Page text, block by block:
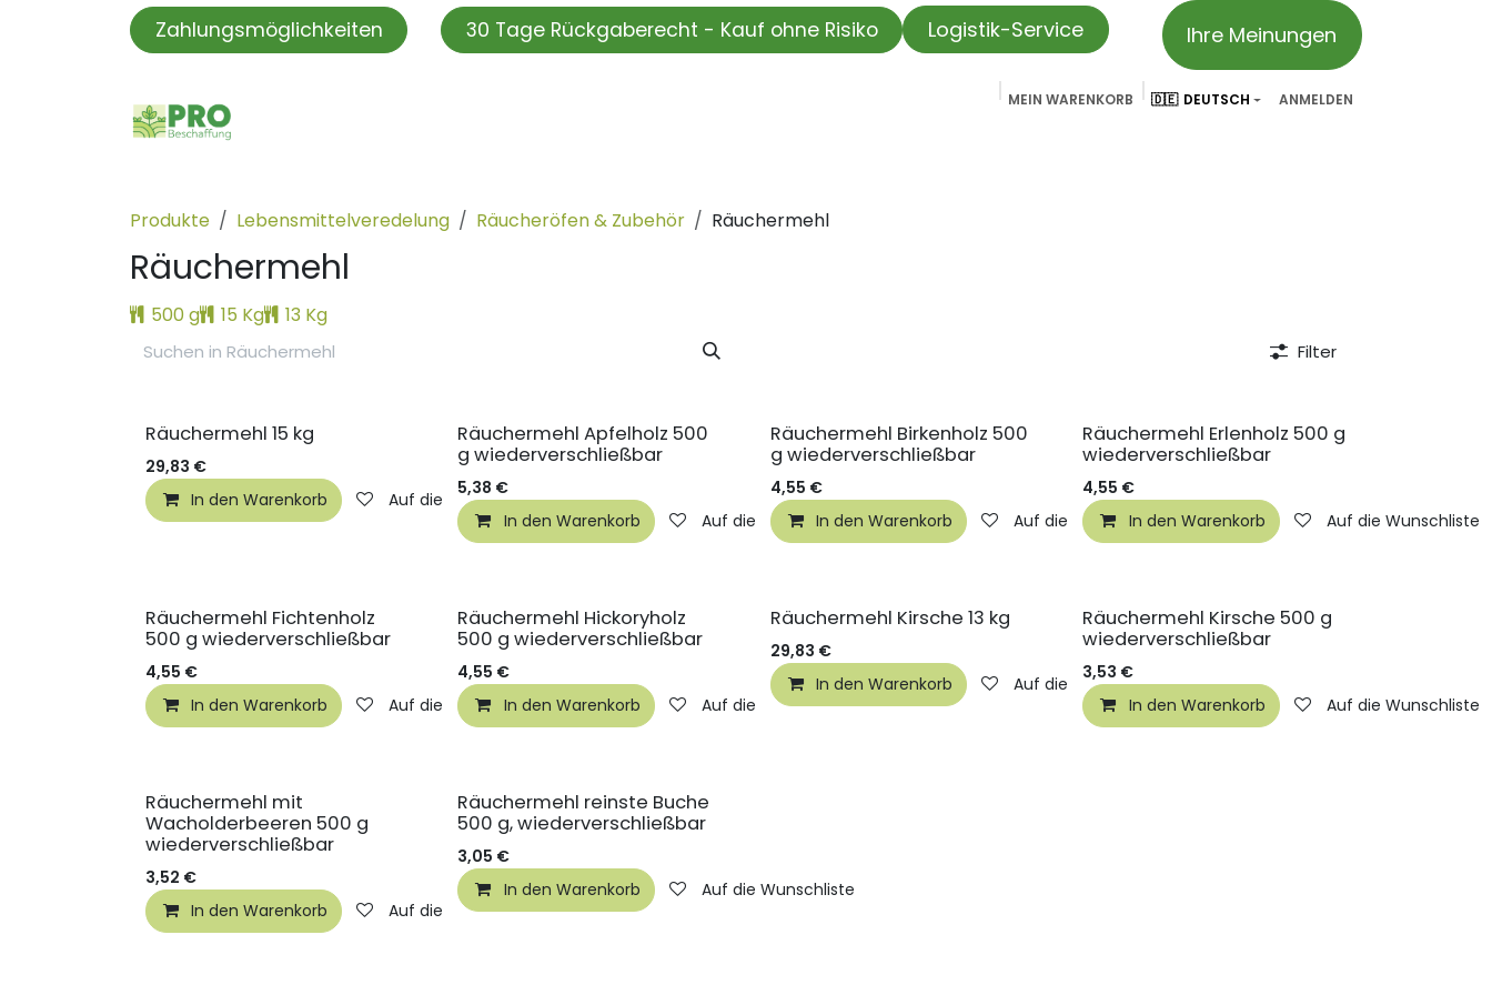
Zum Inhalt springen
Zahlungsmöglichkeiten 30 Tage Rückgaberecht - Kauf ohne Risiko Logistik-Service Ihre Meinungen
MEIN WARENKORB 🇩🇪 DEUTSCH ANMELDEN
Produkte Lebensmittelveredelung Räucheröfen & Zubehör Räuchermehl
Räuchermehl
500 g 15 Kg 13 Kg
Filter
Räuchermehl 15 kg
29,83 €
In den Warenkorb
Auf die Wunschliste
Räuchermehl Apfelholz 500
g wiederverschließbar
5,38 €
In den Warenkorb
Auf die Wunschliste
Räuchermehl Birkenholz 500
g wiederverschließbar
4,55 €
In den Warenkorb
Auf die Wunschliste
Räuchermehl Erlenholz 500 g
wiederverschließbar
4,55 €
In den Warenkorb
Auf die Wunschliste
Räuchermehl Fichtenholz
500 g wiederverschließbar
4,55 €
In den Warenkorb
Auf die Wunschliste
Räuchermehl Hickoryholz
500 g wiederverschließbar
4,55 €
In den Warenkorb
Auf die Wunschliste
Räuchermehl Kirsche 13 kg
29,83 €
In den Warenkorb
Auf die Wunschliste
Räuchermehl Kirsche 500 g
wiederverschließbar
3,53 €
In den Warenkorb
Auf die Wunschliste
Räuchermehl mit
Wacholderbeeren 500 g
wiederverschließbar
3,52 €
In den Warenkorb
Auf die Wunschliste
Räuchermehl reinste Buche
500 g, wiederverschließbar
3,05 €
In den Warenkorb
Auf die Wunschliste